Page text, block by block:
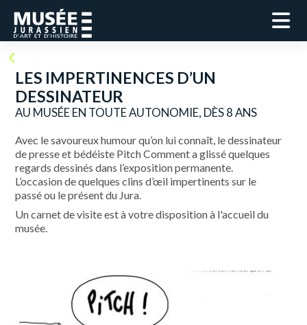
LES IMPERTINENCES D’UN
DESSINATEUR
AU MUSÉE EN TOUTE AUTONOMIE, DÈS 8 ANS
Avec le savoureux humour qu’on lui connaît, le dessinateur
de presse et bédéiste Pitch Comment a glissé quelques
regards dessinés dans l’exposition permanente.
L’occasion de quelques clins d’œil impertinents sur le
passé ou le présent du Jura.
Un carnet de visite est à votre disposition à l'accueil du
musée.